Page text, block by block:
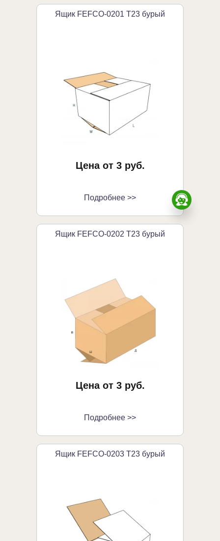
Ящик FEFCO-0201 Т23 бурый
Цена от 3 руб.
Подробнее >>
Ящик FEFCO-0202 Т23 бурый
Цена от 3 руб.
Подробнее >>
Ящик FEFCO-0203 Т23 бурый